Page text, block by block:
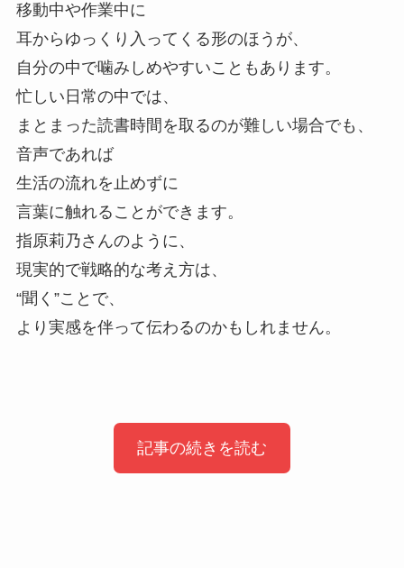
移動中や作業中に
耳からゆっくり入ってくる形のほうが、
自分の中で噛みしめやすいこともあります。
忙しい日常の中では、
まとまった読書時間を取るのが難しい場合でも、
音声であれば
生活の流れを止めずに
言葉に触れることができます。
指原莉乃さんのように、
現実的で戦略的な考え方は、
“聞く”ことで、
より実感を伴って伝わるのかもしれません。
記事の続きを読む